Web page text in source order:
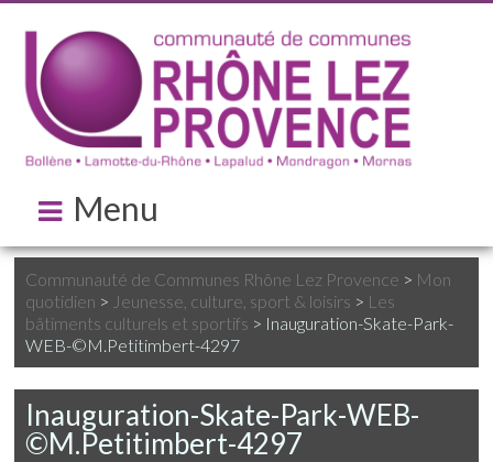
Menu
Communauté de Communes Rhône Lez Provence > Mon
quotidien > Jeunesse, culture, sport & loisirs > Les
bâtiments culturels et sportifs > Inauguration-Skate-Park-
WEB-©M.Petitimbert-4297
Inauguration-Skate-Park-WEB-
©M.Petitimbert-4297